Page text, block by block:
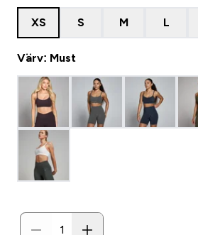
XS S M L
Värv: Must